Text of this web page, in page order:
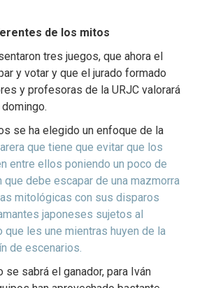
de los mitos
tres juegos, que ahora el
y votar y que el jurado formado
y profesoras de la URJC valorará
se ha elegido un enfoque de la
que tiene que evitar que los
entre ellos poniendo un poco de
que debe escapar de una mazmorra
mitológicas con sus disparos
japoneses sujetos al
que les une mientras huyen de la
de escenarios.
se sabrá el ganador, para Iván